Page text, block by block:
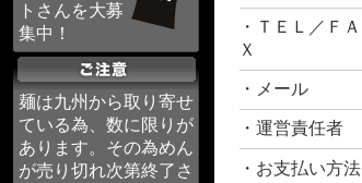
トさんを大募
集中！
麺は九州から取り寄せ
ている為、数に限りが
あります。その為めん
が売り切れ次第終了さ
・ＴＥＬ／ＦＡ
Ｘ
・メール
・運営責任者
・お支払い方法